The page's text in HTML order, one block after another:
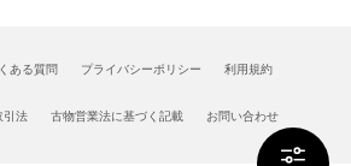
ある質問 プライバシーポリシー 利用規約
引法 古物営業法に基づく記載 お問い合わせ